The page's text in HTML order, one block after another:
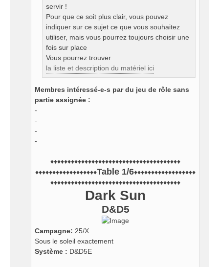
servir !
Pour que ce soit plus clair, vous pouvez
indiquer sur ce sujet ce que vous souhaitez
utiliser, mais vous pourrez toujours choisir une
fois sur place
Vous pourrez trouver
la liste et description du matériel ici
Membres intéressé-e-s par du jeu de rôle sans
partie assignée :
-
-
-
-
♦♦♦♦♦♦♦♦♦♦♦♦♦♦♦♦♦♦♦♦♦♦♦♦♦♦♦♦♦♦♦♦♦♦♦♦♦♦
♦♦♦♦♦♦♦♦♦♦♦♦♦♦♦♦♦♦Table 1/6♦♦♦♦♦♦♦♦♦♦♦♦♦♦♦♦♦♦
♦♦♦♦♦♦♦♦♦♦♦♦♦♦♦♦♦♦♦♦♦♦♦♦♦♦♦♦♦♦♦♦♦♦♦♦♦♦
Dark Sun
D&D5
Campagne: 25/X
Sous le soleil exactement
Système : D&D5E